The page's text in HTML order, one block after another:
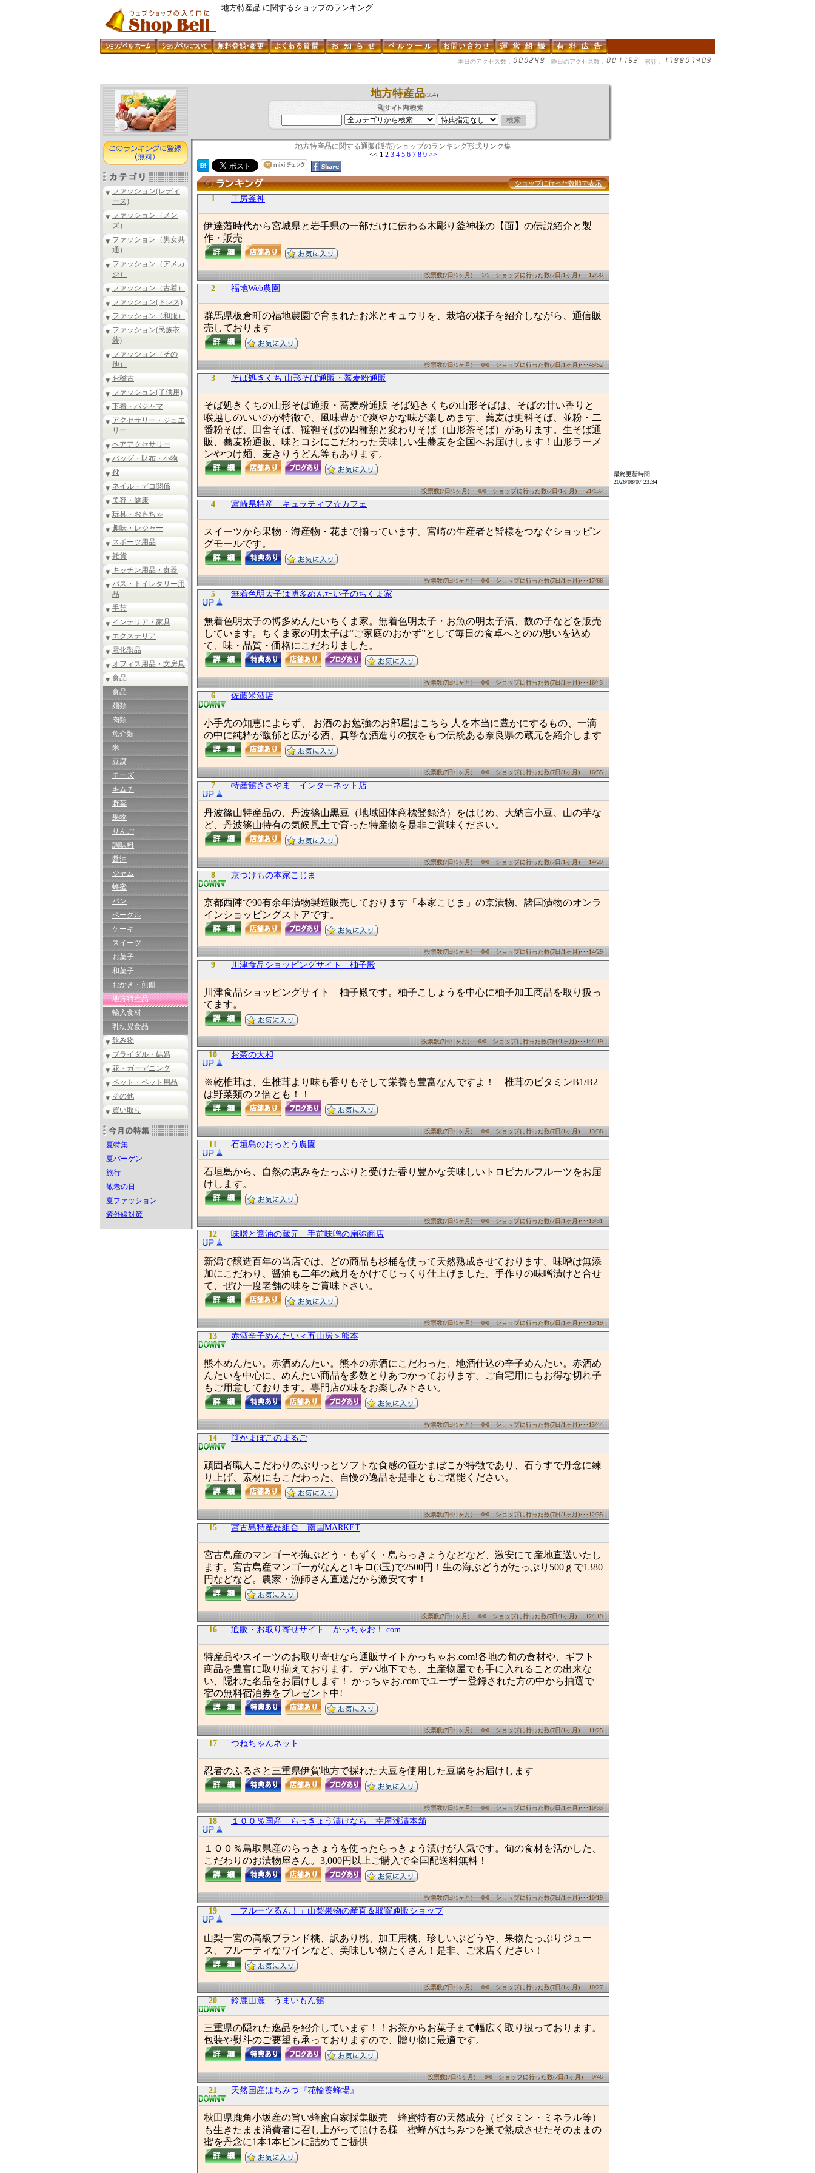
地方特産品 に関するショップのランキング
本日のアクセス数： 昨日のアクセス数： 累計：
ファッション(レディ
ース)
ファッション（メン
ズ）
ファッション（男女共
通）
ファッション（アメカ
ジ）
ファッション（古着）
ファッション(ドレス)
ファッション（和服）
ファッション(民族衣
装)
ファッション（その
他）
お稽古
ファッション(子供用)
下着・パジャマ
アクセサリー・ジュエ
リー
ヘアアクセサリー
バッグ・財布・小物
靴
ネイル・デコ関係
美容・健康
玩具・おもちゃ
趣味・レジャー
スポーツ用品
雑貨
キッチン用品・食器
バス・トイレタリー用
品
手芸
インテリア・家具
エクステリア
電化製品
オフィス用品・文房具
食品
食品
麺類
肉類
魚介類
米
豆腐
チーズ
キムチ
野菜
果物
りんご
調味料
醤油
ジャム
蜂蜜
パン
ベーグル
ケーキ
スイーツ
お菓子
和菓子
おかき・煎餅
地方特産品
輸入食材
乳幼児食品
飲み物
ブライダル・結婚
花・ガーデニング
ペット・ペット用品
その他
買い取り
夏特集
夏バーゲン
旅行
敬老の日
夏ファッション
紫外線対策
地方特産品(354)
地方特産品に関する通販(販売)ショップのランキング形式リンク集
<< 1 2 3 4 5 6 7 8 9 >>
ショップに行った数順で表示
1 工房釜神
伊達藩時代から宮城県と岩手県の一部だけに伝わる木彫り釜神様の【面】の伝説紹介と製
作・販売
投票数(7日/1ヶ月)･･･1/1 ショップに行った数(7日/1ヶ月)･･･12/36
2 福地Web農園
群馬県板倉町の福地農園で育まれたお米とキュウリを、栽培の様子を紹介しながら、通信販
売しております
投票数(7日/1ヶ月)･･･0/0 ショップに行った数(7日/1ヶ月)･･･45/52
3 そば処きくち 山形そば通販・蕎麦粉通販
そば処きくちの山形そば通販・蕎麦粉通販 そば処きくちの山形そばは、そばの甘い香りと
喉越しのいいのが特徴で、風味豊かで爽やかな味が楽しめます。蕎麦は更科そば、並粉・二
番粉そば、田舎そば、韃靼そばの四種類と変わりそば（山形茶そば）があります。生そば通
販、蕎麦粉通販、味とコシにこだわった美味しい生蕎麦を全国へお届けします！山形ラーメ
ンやつけ麺、麦きりうどん等もあります。
投票数(7日/1ヶ月)･･･0/0 ショップに行った数(7日/1ヶ月)･･･21/137
4 宮崎県特産 キュラティフ☆カフェ
スイーツから果物・海産物・花まで揃っています。宮崎の生産者と皆様をつなぐショッピン
グモールです。
投票数(7日/1ヶ月)･･･0/0 ショップに行った数(7日/1ヶ月)･･･17/66
5 無着色明太子は博多めんたい子のちくま家
無着色明太子の博多めんたいちくま家。無着色明太子・お魚の明太子漬、数の子などを販売
しています。ちくま家の明太子は“ご家庭のおかず”として毎日の食卓へとのの思いを込め
て、味・品質・価格にこだわりました。
投票数(7日/1ヶ月)･･･0/0 ショップに行った数(7日/1ヶ月)･･･16/43
6 佐藤米酒店
小手先の知恵によらず、 お酒のお勉強のお部屋はこちら 人を本当に豊かにするもの、一滴
の中に純粋が馥郁と広がる酒、真摯な酒造りの技をもつ伝統ある奈良県の蔵元を紹介します
投票数(7日/1ヶ月)･･･0/0 ショップに行った数(7日/1ヶ月)･･･16/55
7 特産館ささやま インターネット店
丹波篠山特産品の、丹波篠山黒豆（地域団体商標登録済）をはじめ、大納言小豆、山の芋な
ど、丹波篠山特有の気候風土で育った特産物を是非ご賞味ください。
投票数(7日/1ヶ月)･･･0/0 ショップに行った数(7日/1ヶ月)･･･14/29
8 京つけもの本家こじま
京都西陣で90有余年漬物製造販売しております「本家こじま」の京漬物、諸国漬物のオンラ
インショッピングストアです。
投票数(7日/1ヶ月)･･･0/0 ショップに行った数(7日/1ヶ月)･･･14/29
9 川津食品ショッピングサイト 柚子殿
川津食品ショッピングサイト 柚子殿です。柚子こしょうを中心に柚子加工商品を取り扱っ
てます。
投票数(7日/1ヶ月)･･･0/0 ショップに行った数(7日/1ヶ月)･･･14/119
10 お茶の大和
※乾椎茸は、生椎茸より味も香りもそして栄養も豊富なんですよ！ 椎茸のビタミンB1/B2
は野菜類の２倍とも！！
投票数(7日/1ヶ月)･･･0/0 ショップに行った数(7日/1ヶ月)･･･13/38
11 石垣島のおっとう農園
石垣島から、自然の恵みをたっぷりと受けた香り豊かな美味しいトロピカルフルーツをお届
けします。
投票数(7日/1ヶ月)･･･0/0 ショップに行った数(7日/1ヶ月)･･･13/31
12 味噌と醤油の蔵元 手前味噌の扇弥商店
新潟で醸造百年の当店では、どの商品も杉桶を使って天然熟成させております。味噌は無添
加にこだわり、醤油も二年の歳月をかけてじっくり仕上げました。手作りの味噌漬けと合せ
て、ぜひ一度老舗の味をご賞味下さい。
投票数(7日/1ヶ月)･･･0/0 ショップに行った数(7日/1ヶ月)･･･13/19
13 赤酒辛子めんたい＜五山房＞熊本
熊本めんたい。赤酒めんたい。熊本の赤酒にこだわった、地酒仕込の辛子めんたい。赤酒め
んたいを中心に、めんたい商品を多数とりあつかっております。ご自宅用にもお得な切れ子
もご用意しております。専門店の味をお楽しみ下さい。
投票数(7日/1ヶ月)･･･0/0 ショップに行った数(7日/1ヶ月)･･･13/44
14 笹かまぼこのまるご
頑固者職人こだわりのぷりっとソフトな食感の笹かまぼこが特徴であり、石うすで丹念に練
り上げ、素材にもこだわった、自慢の逸品を是非ともご堪能ください。
投票数(7日/1ヶ月)･･･0/0 ショップに行った数(7日/1ヶ月)･･･12/35
15 宮古島特産品組合 南国MARKET
宮古島産のマンゴーや海ぶどう・もずく・島らっきょうなどなど、激安にて産地直送いたし
ます。宮古島産マンゴーがなんと1キロ(3玉)で2500円！生の海ぶどうがたっぷり500ｇで1380
円などなど。農家・漁師さん直送だから激安です！
投票数(7日/1ヶ月)･･･0/0 ショップに行った数(7日/1ヶ月)･･･12/119
16 通販・お取り寄せサイト かっちゃお！.com
特産品やスイーツのお取り寄せなら通販サイトかっちゃお.com!各地の旬の食材や、ギフト
商品を豊富に取り揃えております。デパ地下でも、土産物屋でも手に入れることの出来な
い、隠れた名品をお届けします！ かっちゃお.comでユーザー登録された方の中から抽選で
宿の無料宿泊券をプレゼント中!
投票数(7日/1ヶ月)･･･0/0 ショップに行った数(7日/1ヶ月)･･･11/25
17 つねちゃんネット
忍者のふるさと三重県伊賀地方で採れた大豆を使用した豆腐をお届けします
投票数(7日/1ヶ月)･･･0/0 ショップに行った数(7日/1ヶ月)･･･10/33
18 １００％国産 らっきょう漬けなら 幸屋浅漬本舗
１００％鳥取県産のらっきょうを使ったらっきょう漬けが人気です。旬の食材を活かした、
こだわりのお漬物屋さん。3,000円以上ご購入で全国配送料無料！
投票数(7日/1ヶ月)･･･0/0 ショップに行った数(7日/1ヶ月)･･･10/19
19 「フルーツるん！」山梨果物の産直＆取寄通販ショップ
山梨一宮の高級ブランド桃、訳あり桃、加工用桃、珍しいぶどうや、果物たっぷりジュー
ス、フルーティなワインなど、美味しい物たくさん！是非、ご来店ください！
投票数(7日/1ヶ月)･･･0/0 ショップに行った数(7日/1ヶ月)･･･10/27
20 鈴鹿山麓 うまいもん館
三重県の隠れた逸品を紹介しています！！お茶からお菓子まで幅広く取り扱っております。
包装や熨斗のご要望も承っておりますので、贈り物に最適です。
投票数(7日/1ヶ月)･･･0/0 ショップに行った数(7日/1ヶ月)･･･9/46
21 天然国産はちみつ『花輪養蜂場』
秋田県鹿角小坂産の旨い蜂蜜自家採集販売 蜂蜜特有の天然成分（ビタミン・ミネラル等）
も生きたまま消費者に召し上がって頂ける様 蜜蜂がはちみつを巣で熟成させたそのままの
蜜を丹念に1本1本ビンに詰めてご提供
最終更新時間
2026/08/07 23:34